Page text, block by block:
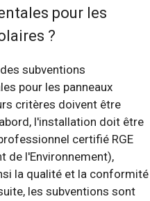
pour les
?
subventions
pour les panneaux
critères doivent être
l'installation doit être
certifié RGE
de l'Environnement),
la qualité et la conformité
les subventions sont